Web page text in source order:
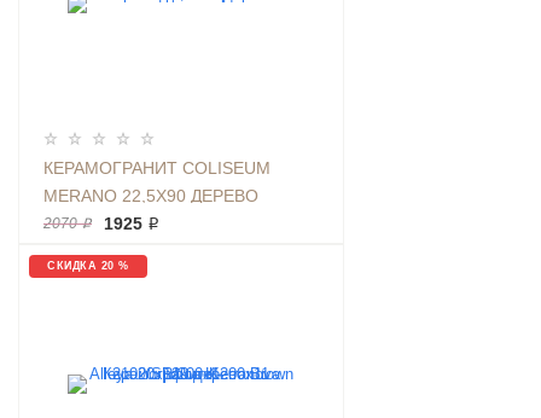
КЕРАМОГРАНИТ COLISEUM
MERANO 22,5Х90 ДЕРЕВО
БЕЖЕВЫЙ | ФОН МЕРАНО ХАНИ
2070 ₽ 1925 ₽
СКИДКА 20 %